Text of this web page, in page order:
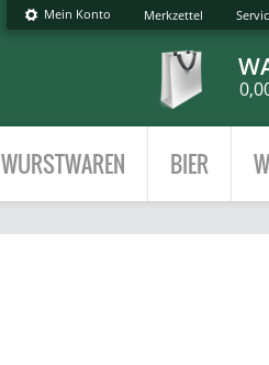
Mein Konto Merkzettel
WURSTWAREN BIER